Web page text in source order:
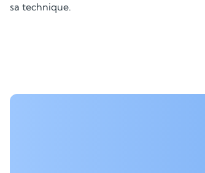
sa technique.